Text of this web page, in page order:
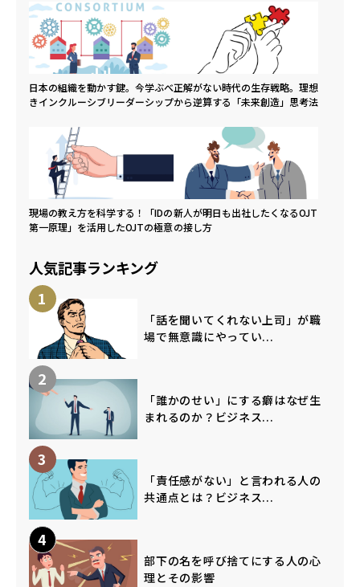
日本の組織を動かす鍵。今学ぶべ
きインクルーシブリーダーシップ
正解がない時代の生存戦略。理想
から逆算する「未来創造」思考法
現場の教え方を科学する！「IDの
第一原理」を活用したOJTの極意
新人が明日も出社したくなるOJT
の接し方
人気記事ランキング
1
「話を聞いてくれない上司」が職
場で無意識にやってい...
2
「誰かのせい」にする癖はなぜ生
まれるのか？ビジネス...
3
「責任感がない」と言われる人の
共通点とは？ビジネス...
4
部下の名を呼び捨てにする人の心
理とその影響